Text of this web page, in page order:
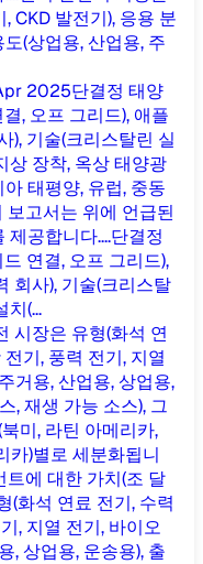
CKD 발전기), 응용 분
(상업용, 산업용, 주
2025단결정 태양
, 오프 그리드), 애플
), 기술(크리스탈린 실
상 장착, 옥상 태양광
태평양, 유럽, 중동
보고서는 위에 언급된
제공합니다....단결정
연결, 오프 그리드),
회사), 기술(크리스탈
치(...
시장은 유형(화석 연
기, 풍력 전기, 지열
거용, 산업용, 상업용,
, 재생 가능 소스), 그
미, 라틴 아메리카,
카)별로 세분화됩니
트에 대한 가치(조 달
(화석 연료 전기, 수력
, 지열 전기, 바이오
, 상업용, 운송용), 출